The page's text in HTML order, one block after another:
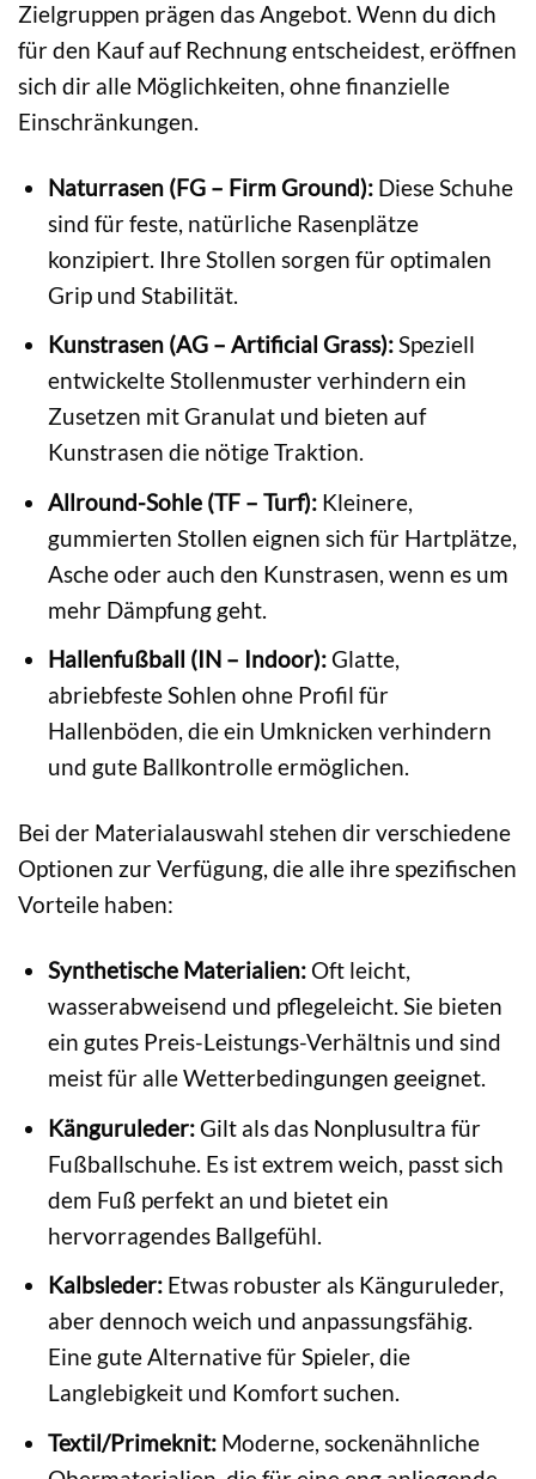
Zielgruppen prägen das Angebot. Wenn du dich
für den Kauf auf Rechnung entscheidest, eröffnen
sich dir alle Möglichkeiten, ohne finanzielle
Einschränkungen.
Naturrasen (FG – Firm Ground):Diese Schuhe
sind für feste, natürliche Rasenplätze
konzipiert. Ihre Stollen sorgen für optimalen
Grip und Stabilität.
Kunstrasen (AG – Artificial Grass):Speziell
entwickelte Stollenmuster verhindern ein
Zusetzen mit Granulat und bieten auf
Kunstrasen die nötige Traktion.
Allround-Sohle (TF – Turf):Kleinere,
gummierten Stollen eignen sich für Hartplätze,
Asche oder auch den Kunstrasen, wenn es um
mehr Dämpfung geht.
Hallenfußball (IN – Indoor):Glatte,
abriebfeste Sohlen ohne Profil für
Hallenböden, die ein Umknicken verhindern
und gute Ballkontrolle ermöglichen.
Bei der Materialauswahl stehen dir verschiedene
Optionen zur Verfügung, die alle ihre spezifischen
Vorteile haben:
Synthetische Materialien:Oft leicht,
wasserabweisend und pflegeleicht. Sie bieten
ein gutes Preis-Leistungs-Verhältnis und sind
meist für alle Wetterbedingungen geeignet.
Känguruleder:Gilt als das Nonplusultra für
Fußballschuhe. Es ist extrem weich, passt sich
dem Fuß perfekt an und bietet ein
hervorragendes Ballgefühl.
Kalbsleder:Etwas robuster als Känguruleder,
aber dennoch weich und anpassungsfähig.
Eine gute Alternative für Spieler, die
Langlebigkeit und Komfort suchen.
Textil/Primeknit:Moderne, sockenähnliche